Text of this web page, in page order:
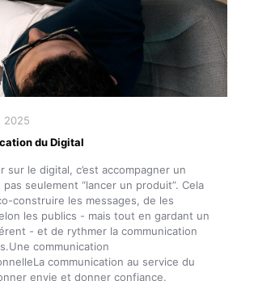
2025
du Digital
sur le digital, c’est accompagner un
seulement “lancer un produit”. Cela
construire les messages, de les
les publics - mais tout en gardant un
- et de rythmer la communication
communication
communication au service du
envie et donner confiance.